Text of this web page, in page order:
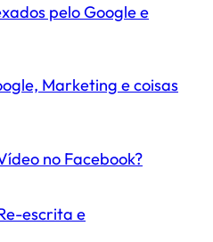
pelo Google e
Marketing e coisas
no Facebook?
escrita e